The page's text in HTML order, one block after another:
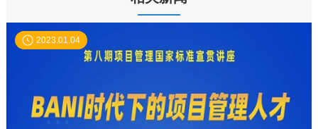
2023.01.04